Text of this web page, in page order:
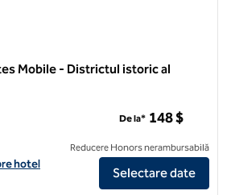
Mobile - Districtul istoric al
pentru Hampton Inn & Suites Mobile -
hotel
De la* 148 $
Reducere Honors nerambursabilă
Selectare date